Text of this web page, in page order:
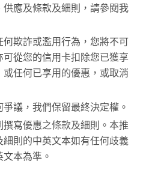
應及條款及細則，請參閱我
欺詐或濫用行為，您將不可
從您的信用卡扣除您已獲享
任何已享用的優惠，或取消
議，我們保留最終決定權。
寫優惠之條款及細則。本推
則的中英文本如有任何歧義
本為準。